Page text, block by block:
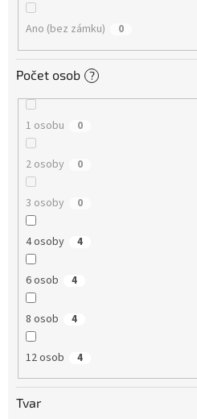
Ano (bez zámku) 0
Počet osob ?
1 osobu 0
2 osoby 0
3 osoby 0
4 osoby 4
6 osob 4
8 osob 4
12 osob 4
Tvar